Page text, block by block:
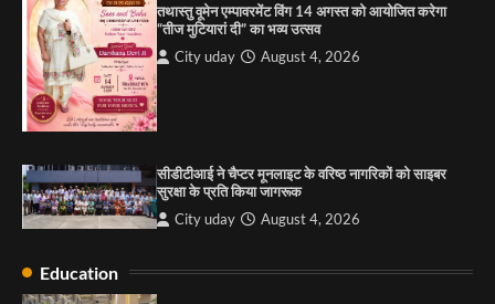
2
पारस हेल्थ पंचकूला ने ‘तिरंगा यात्रा 2025’ का हरियाणा से
कश्मीर तक किया आगाज़, राष्ट्रीय एकता को मिलेगा नया
आयाम
3
City uday August 6, 2025
तथास्तु वूमेन एम्पावरमेंट विंग 14 अगस्त को आयोजित करेगा
“तीज मुटियारां दी” का भव्य उत्सव
City uday August 4, 2026
सीडीटीआई ने चैप्टर मूनलाइट के वरिष्ठ नागरिकों को साइबर
सुरक्षा के प्रति किया जागरूक
City uday August 4, 2026
Education